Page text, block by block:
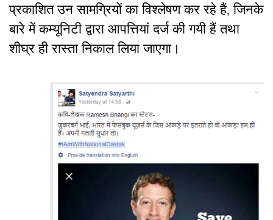
प्रकाशित उन सामग्रियों का विश्लेषण कर रहे हैं, जिनके
बारे में कम्यूनिटी द्वारा आपत्तियां दर्ज की गयी हैं तथा
शीघ्र ही रास्ता निकाल लिया जाएगा।